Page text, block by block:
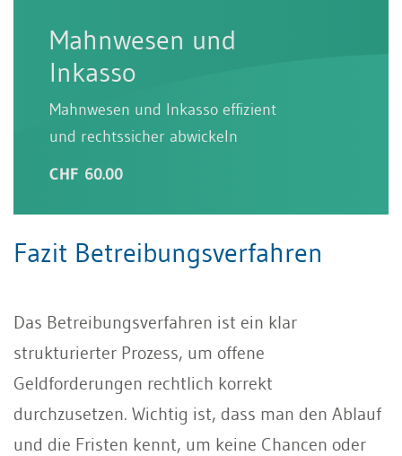
Mahnwesen und
Inkasso
Mahnwesen und Inkasso effizient
und rechtssicher abwickeln
CHF 60.00
Fazit Betreibungsverfahren
Das Betreibungsverfahren ist ein klar
strukturierter Prozess, um offene
Geldforderungen rechtlich korrekt
durchzusetzen. Wichtig ist, dass man den Ablauf
und die Fristen kennt, um keine Chancen oder